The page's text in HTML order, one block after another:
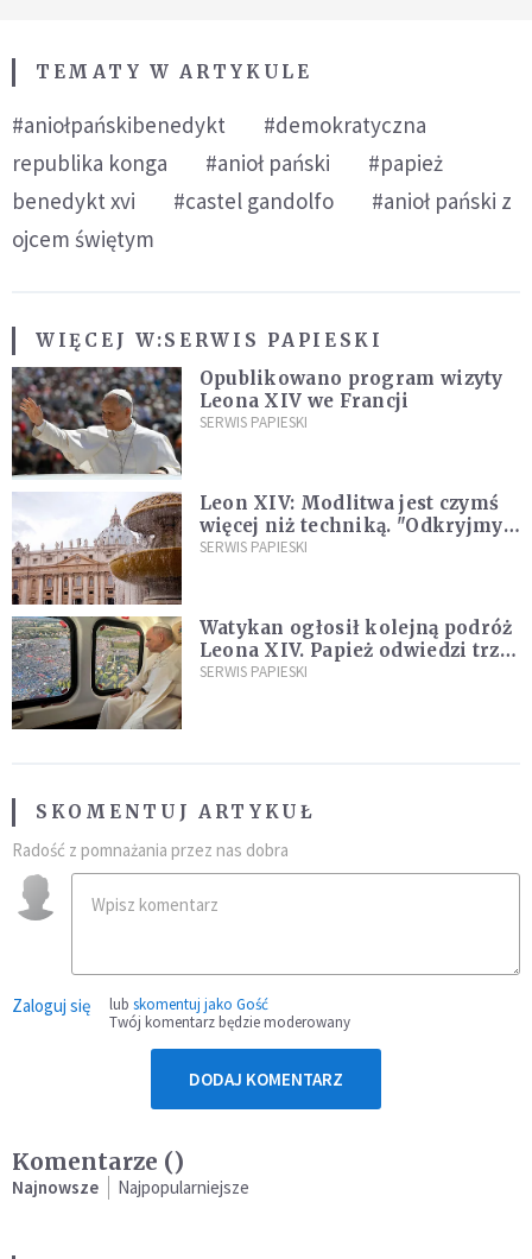
TEMATY W ARTYKULE
#aniołpańskibenedykt
#demokratyczna
republika konga
#anioł pański
#papież
benedykt xvi
#castel gandolfo
#anioł pański z
ojcem świętym
WIĘCEJ W:SERWIS PAPIESKI
Opublikowano program wizyty
Leona XIV we Francji
SERWIS PAPIESKI
Leon XIV: Modlitwa jest czymś
więcej niż techniką. "Odkryjmy
ją na nowo"
SERWIS PAPIESKI
Watykan ogłosił kolejną podróż
Leona XIV. Papież odwiedzi trzy
kraje Ameryki Południowej
SERWIS PAPIESKI
SKOMENTUJ ARTYKUŁ
Radość z pomnażania przez nas dobra
Zaloguj się lub skomentuj jako Gość
Twój komentarz będzie moderowany
DODAJ KOMENTARZ
Komentarze ()
Najnowsze Najpopularniejsze